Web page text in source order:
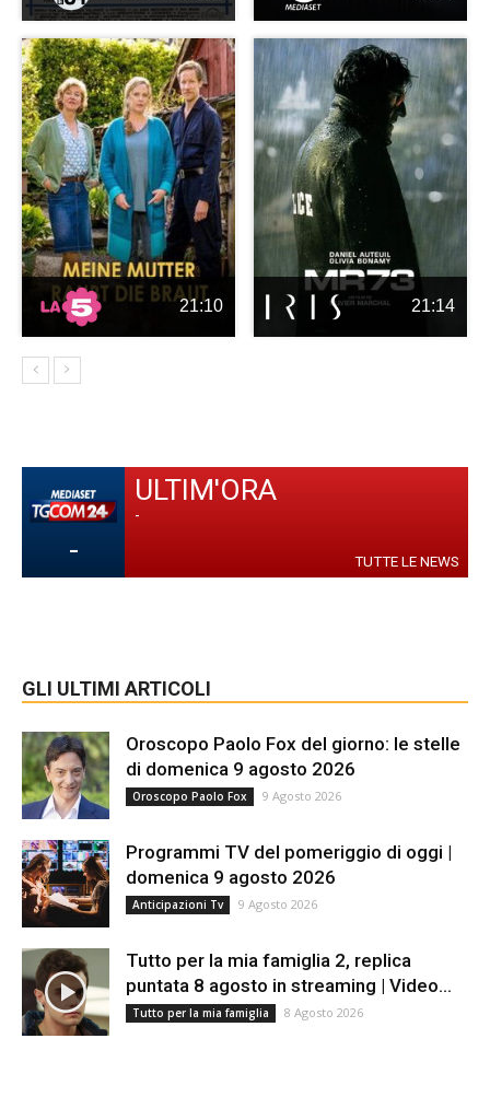
21:10 21:14
-
ULTIM'ORA
-
TUTTE LE NEWS
GLI ULTIMI ARTICOLI
Oroscopo Paolo Fox del giorno: le stelle
di domenica 9 agosto 2026
Oroscopo Paolo Fox 9 Agosto 2026
Programmi TV del pomeriggio di oggi |
domenica 9 agosto 2026
Anticipazioni Tv 9 Agosto 2026
Tutto per la mia famiglia 2, replica
puntata 8 agosto in streaming | Video...
Tutto per la mia famiglia 8 Agosto 2026